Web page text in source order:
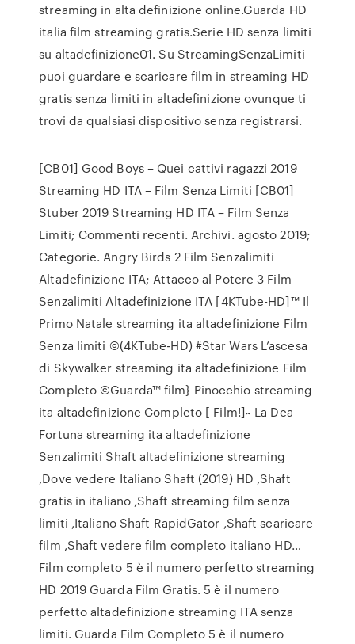
streaming in alta definizione online.Guarda HD
italia film streaming gratis.Serie HD senza limiti
su altadefinizione01. Su StreamingSenzaLimiti
puoi guardare e scaricare film in streaming HD
gratis senza limiti in altadefinizione ovunque ti
trovi da qualsiasi dispositivo senza registrarsi.
[CB01] Good Boys – Quei cattivi ragazzi 2019
Streaming HD ITA – Film Senza Limiti [CB01]
Stuber 2019 Streaming HD ITA – Film Senza
Limiti; Commenti recenti. Archivi. agosto 2019;
Categorie. Angry Birds 2 Film Senzalimiti
Altadefinizione ITA; Attacco al Potere 3 Film
Senzalimiti Altadefinizione ITA [4KTube-HD]™ Il
Primo Natale streaming ita altadefinizione Film
Senza limiti ©(4KTube-HD) #Star Wars L’ascesa
di Skywalker streaming ita altadefinizione Film
Completo ©Guarda™ film} Pinocchio streaming
ita altadefinizione Completo [ Film!]~ La Dea
Fortuna streaming ita altadefinizione
Senzalimiti Shaft altadefinizione streaming
,Dove vedere Italiano Shaft (2019) HD ,Shaft
gratis in italiano ,Shaft streaming film senza
limiti ,Italiano Shaft RapidGator ,Shaft scaricare
film ,Shaft vedere film completo italiano HD…
Film completo 5 è il numero perfetto streaming
HD 2019 Guarda Film Gratis. 5 è il numero
perfetto altadefinizione streaming ITA senza
limiti. Guarda Film Completo 5 è il numero